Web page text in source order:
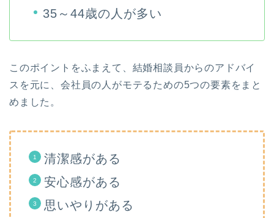
35～44歳の人が多い
このポイントをふまえて、結婚相談員からのアドバイ
スを元に、会社員の人がモテるための5つの要素をまと
めました。
清潔感がある
安心感がある
思いやりがある